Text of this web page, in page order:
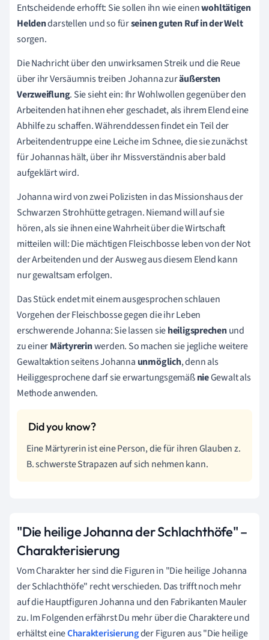
Entscheidende erhofft: Sie sollen ihn wie einenwohltätigen
Heldendarstellen und so fürseinen guten Ruf in der Welt
sorgen.
Die Nachricht über den unwirksamen Streik und die Reue
über ihr Versäumnis treiben Johanna zuräußersten
Verzweiflung. Sie sieht ein: Ihr Wohlwollen gegenüber den
Arbeitenden hat ihnen eher geschadet, als ihrem Elend eine
Abhilfe zu schaffen. Währenddessen findet ein Teil der
Arbeitendentruppe eine Leiche im Schnee, die sie zunächst
für Johannas hält, über ihr Missverständnis aber bald
aufgeklärt wird.
Johanna wird von zwei Polizisten in das Missionshaus der
Schwarzen Strohhütte getragen. Niemand will auf sie
hören, als sie ihnen eine Wahrheit über die Wirtschaft
mitteilen will: Die mächtigen Fleischbosse leben von der Not
der Arbeitenden und der Ausweg aus diesem Elend kann
nur gewaltsam erfolgen.
Das Stück endet mit einem ausgesprochen schlauen
Vorgehen der Fleischbosse gegen die ihr Leben
erschwerende Johanna: Sie lassen sieheiligsprechenund
zu einerMärtyrerinwerden. So machen sie jegliche weitere
Gewaltaktion seitens Johanna unmöglich, denn als
Heiliggesprochene darf sie erwartungsgemäßnieGewalt als
Methode anwenden.
Eine Märtyrerin ist eine Person, die für ihren Glauben z.
B. schwerste Strapazen auf sich nehmen kann.
"Die heilige Johanna der Schlachthöfe" –
Charakterisierung
Vom Charakter her sind die Figuren in "Die heilige Johanna
der Schlachthöfe" recht verschieden. Das trifft noch mehr
auf die Hauptfiguren Johanna und den Fabrikanten Mauler
zu. Im Folgenden erfährst Du mehr über die Charaktere und
erhältst eineCharakterisierungder Figuren aus "Die heilige